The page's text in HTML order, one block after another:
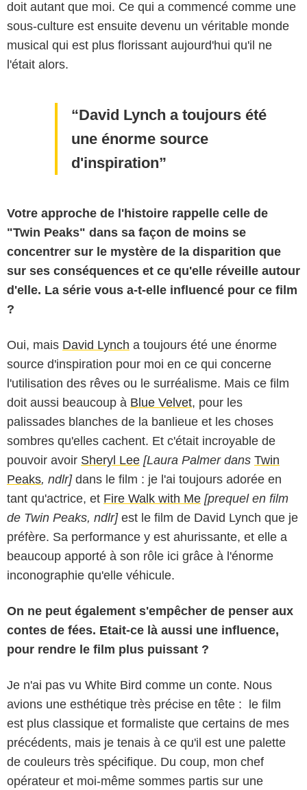
doit autant que moi. Ce qui a commencé comme une
sous-culture est ensuite devenu un véritable monde
musical qui est plus florissant aujourd'hui qu'il ne
l'était alors.
David Lynch a toujours été
une énorme source
d'inspiration
Votre approche de l'histoire rappelle celle de
"Twin Peaks" dans sa façon de moins se
concentrer sur le mystère de la disparition que
sur ses conséquences et ce qu'elle réveille autour
d'elle. La série vous a-t-elle influencé pour ce film
?
Oui, mais David Lynch a toujours été une énorme
source d'inspiration pour moi en ce qui concerne
l'utilisation des rêves ou le surréalisme. Mais ce film
doit aussi beaucoup à Blue Velvet, pour les
palissades blanches de la banlieue et les choses
sombres qu'elles cachent. Et c'était incroyable de
pouvoir avoir Sheryl Lee [Laura Palmer dans Twin
Peaks, ndlr]dans le film : je l'ai toujours adorée en
tant qu'actrice, et Fire Walk with Me [prequel en film
de Twin Peaks, ndlr]est le film de David Lynch que je
préfère. Sa performance y est ahurissante, et elle a
beaucoup apporté à son rôle ici grâce à l'énorme
inconographie qu'elle véhicule.
On ne peut également s'empêcher de penser aux
contes de fées. Etait-ce là aussi une influence,
pour rendre le film plus puissant ?
Je n'ai pas vu White Bird comme un conte. Nous
avions une esthétique très précise en tête : le film
est plus classique et formaliste que certains de mes
précédents, mais je tenais à ce qu'il est une palette
de couleurs très spécifique. Du coup, mon chef
opérateur et moi-même sommes partis sur une